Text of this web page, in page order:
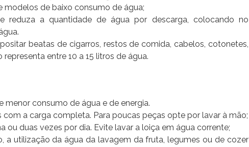
modelos de baixo consumo de água;
reduza a quantidade de água por descarga, colocando no
beatas de cigarros, restos de comida, cabelos, cotonetes,
entre 10 a 15 litros de água.
consumo de água e de energia.
a carga completa. Para poucas peças opte por lavar à mão;
ou duas vezes por dia. Evite lavar a loiça em água corrente;
a utilização da água da lavagem da fruta, legumes ou de cozer